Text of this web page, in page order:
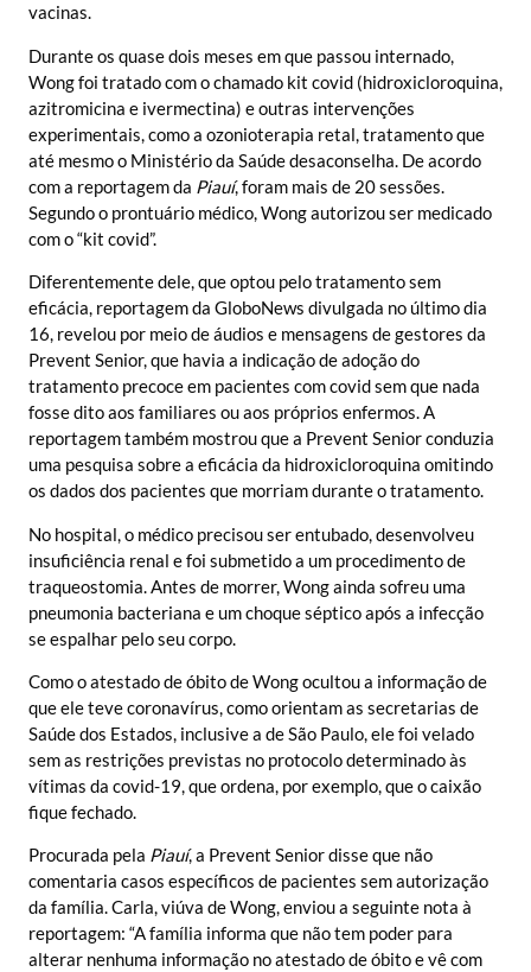
vacinas.
Durante os quase dois meses em que passou internado,
Wong foi tratado com o chamado kit covid (hidroxicloroquina,
azitromicina e ivermectina) e outras intervenções
experimentais, como a ozonioterapia retal, tratamento que
até mesmo o Ministério da Saúde desaconselha. De acordo
com a reportagem da Piauí, foram mais de 20 sessões.
Segundo o prontuário médico, Wong autorizou ser medicado
com o “kit covid”.
Diferentemente dele, que optou pelo tratamento sem
eficácia, reportagem da GloboNews divulgada no último dia
16, revelou por meio de áudios e mensagens de gestores da
Prevent Senior, que havia a indicação de adoção do
tratamento precoce em pacientes com covid sem que nada
fosse dito aos familiares ou aos próprios enfermos. A
reportagem também mostrou que a Prevent Senior conduzia
uma pesquisa sobre a eficácia da hidroxicloroquina omitindo
os dados dos pacientes que morriam durante o tratamento.
No hospital, o médico precisou ser entubado, desenvolveu
insuficiência renal e foi submetido a um procedimento de
traqueostomia. Antes de morrer, Wong ainda sofreu uma
pneumonia bacteriana e um choque séptico após a infecção
se espalhar pelo seu corpo.
Como o atestado de óbito de Wong ocultou a informação de
que ele teve coronavírus, como orientam as secretarias de
Saúde dos Estados, inclusive a de São Paulo, ele foi velado
sem as restrições previstas no protocolo determinado às
vítimas da covid-19, que ordena, por exemplo, que o caixão
fique fechado.
Procurada pela Piauí, a Prevent Senior disse que não
comentaria casos específicos de pacientes sem autorização
da família. Carla, viúva de Wong, enviou a seguinte nota à
reportagem: “A família informa que não tem poder para
alterar nenhuma informação no atestado de óbito e vê com